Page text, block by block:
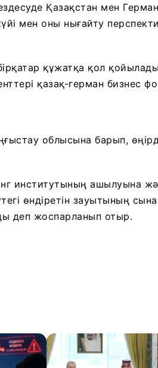
Қазақстан мен
мен оны нығайту
құжатқа қол
қазақ-герман бизнес
облысына барып,
институтының ашылуына
өндіретін зауытының
деп жоспарланып отыр.